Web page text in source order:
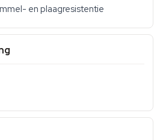
en plaagresistentie